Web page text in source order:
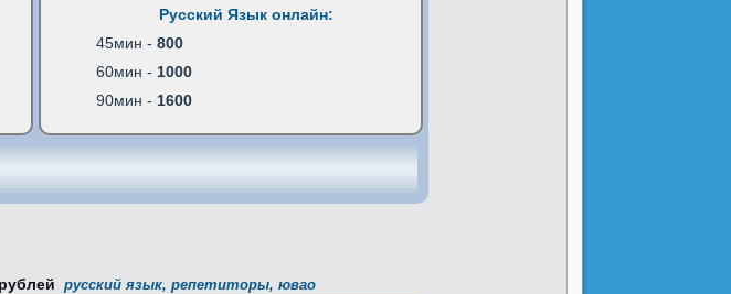
Русский Язык онлайн:
45мин - 800
60мин - 1000
90мин - 1600
русский язык, репетиторы, ювао